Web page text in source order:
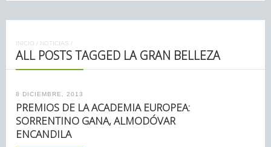
INICIO / NOTICIAS /
ALL POSTS TAGGED LA GRAN BELLEZA
8 DICIEMBRE, 2013
PREMIOS DE LA ACADEMIA EUROPEA:
SORRENTINO GANA, ALMODÓVAR
ENCANDILA